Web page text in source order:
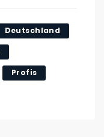
Deutschland
Profis